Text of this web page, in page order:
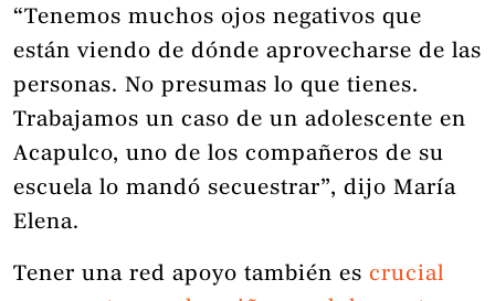
“Tenemos muchos ojos negativos que
están viendo de dónde aprovecharse de las
personas. No presumas lo que tienes.
Trabajamos un caso de un adolescente en
Acapulco, uno de los compañeros de su
escuela lo mandó secuestrar”, dijo María
Elena.
Tener una red apoyo también es crucial